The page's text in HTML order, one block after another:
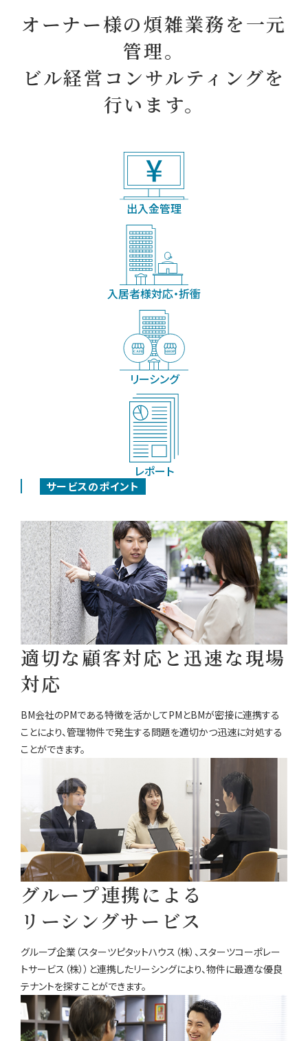
オーナー様の煩雑業務を一元
管理。
ビル経営コンサルティングを
行います。
出入金管理
入居者様対応・折衝
リーシング
レポート
サービスのポイント
適切な顧客対応と迅速な現場
対応
BM会社のPMである特徴を活かしてPMとBMが密接に連携する
ことにより、管理物件で発生する問題を適切かつ迅速に対処する
ことができます。
グループ連携による
リーシングサービス
グループ企業（スターツピタットハウス（株）、スターツコーポレー
トサービス（株））と連携したリーシングにより、物件に最適な優良
テナントを探すことができます。